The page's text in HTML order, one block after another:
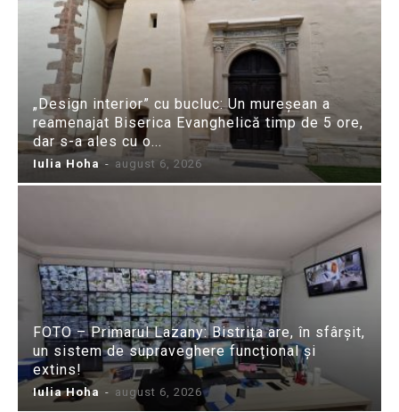
„Design interior” cu bucluc: Un mureșean a
reamenajat Biserica Evanghelică timp de 5 ore,
dar s-a ales cu o...
Iulia Hoha - august 6, 2026
FOTO – Primarul Lazany: Bistrița are, în sfârșit,
un sistem de supraveghere funcțional și
extins!
Iulia Hoha - august 6, 2026